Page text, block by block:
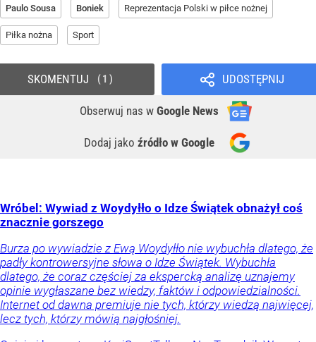
Paulo Sousa Boniek Reprezentacja Polski w piłce nożnej
Piłka nożna Sport
UDOSTĘPNIJ
Obserwuj nas w Google News
Dodaj jako źródło w Google
SKOMENTUJ 1
Wróbel: Wywiad z Woydyłło o Idze Świątek obnażył coś
znacznie gorszego
Burza po wywiadzie z Ewą Woydyłło nie wybuchła dlatego, że
padły kontrowersyjne słowa o Idze Świątek. Wybuchła
dlatego, że coraz częściej za ekspercką analizę uznajemy
opinie wygłaszane bez wiedzy, faktów i odpowiedzialności.
Internet od dawna premiuje nie tych, którzy wiedzą najwięcej,
lecz tych, którzy mówią najgłośniej.